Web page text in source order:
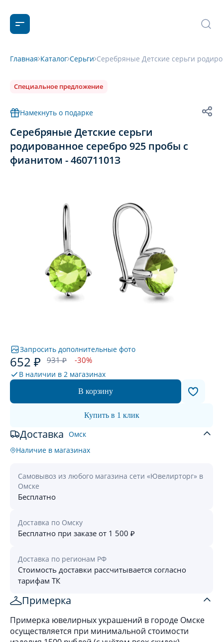
Главная Каталог Серьги Серебряные Детские серьги
Специальное предложение
Намекнуть о подарке
Серебряные Детские серьги
родированное серебро 925 пробы с
фианитом - 46071101З
Запросить дополнительные фото
652 ₽ 931 ₽ -30%
В наличии в 2 магазинах
В корзину
Купить в 1 клик
Доставка Омск
Наличие в магазинах
Самовывоз из любого магазина сети «Ювелирторг» в
Омске
Бесплатно
Доставка по Омску
Бесплатно при заказе от 1 500 ₽
Доставка по регионам РФ
Стоимость доставки рассчитывается согласно
тарифам ТК
Примерка
Примерка ювелирных украшений в городе Омске
осуществляется при минимальной стоимости